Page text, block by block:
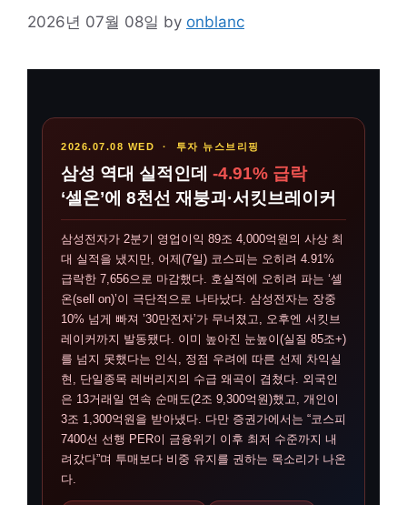
2026년 07월 08일 by onblanc
2026.07.08 WED · 투자 뉴스브리핑
삼성 역대 실적인데 -4.91% 급락
‘셀온’에 8천선 재붕괴·서킷브레이커
삼성전자가 2분기 영업이익 89조 4,000억원의 사상 최
대 실적을 냈지만, 어제(7일) 코스피는 오히려 4.91%
급락한 7,656으로 마감했다. 호실적에 오히려 파는 ‘셀
온(sell on)’이 극단적으로 나타났다. 삼성전자는 장중
10% 넘게 빠져 ’30만전자’가 무너졌고, 오후엔 서킷브
레이커까지 발동됐다. 이미 높아진 눈높이(실질 85조+)
를 넘지 못했다는 인식, 정점 우려에 따른 선제 차익실
현, 단일종목 레버리지의 수급 왜곡이 겹쳤다. 외국인
은 13거래일 연속 순매도(2조 9,300억원)했고, 개인이
3조 1,300억원을 받아냈다. 다만 증권가에서는 “코스피
7400선 선행 PER이 금융위기 이후 최저 수준까지 내
려갔다”며 투매보다 비중 유지를 권하는 목소리가 나온
다.